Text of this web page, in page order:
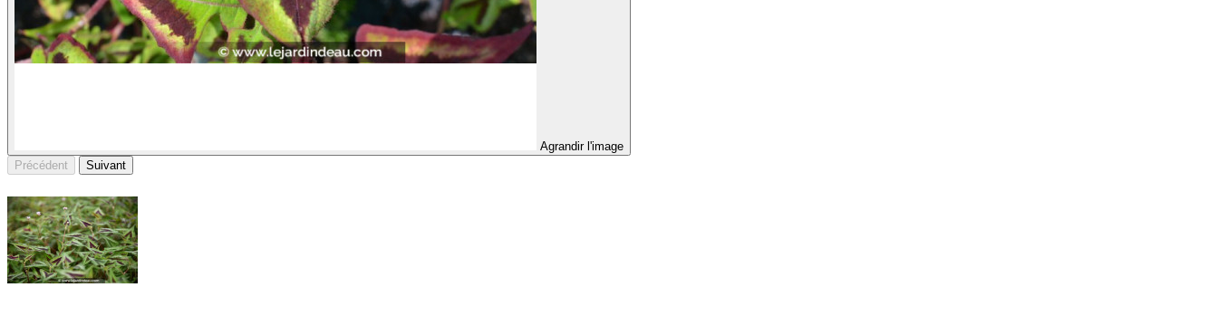
Agrandir l'image
Précédent
Suivant